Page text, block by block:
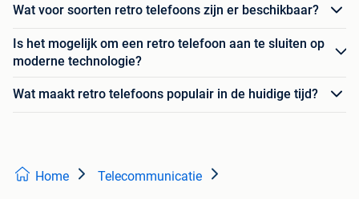
Wat voor soorten retro telefoons zijn er beschikbaar?
Is het mogelijk om een retro telefoon aan te sluiten op
moderne technologie?
Wat maakt retro telefoons populair in de huidige tijd?
Home Telecommunicatie